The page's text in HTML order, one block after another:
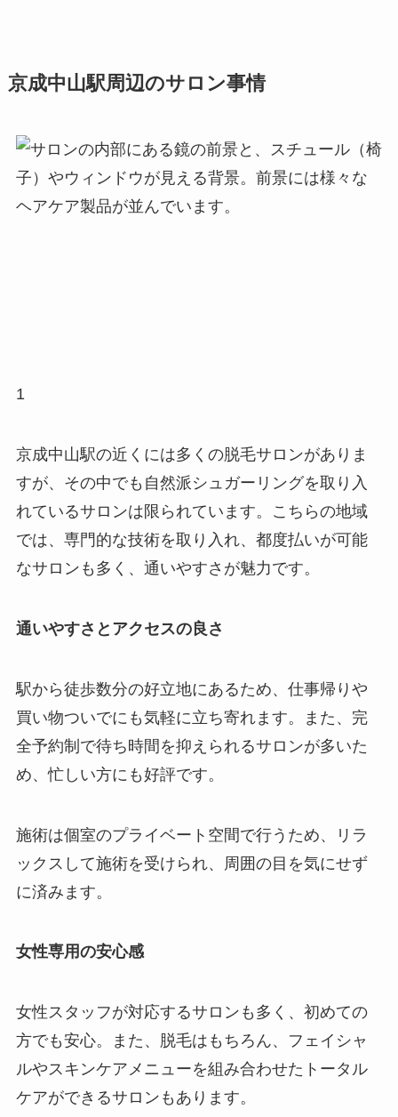
京成中山駅周辺のサロン事情
1
京成中山駅の近くには多くの脱毛サロンがありま
すが、その中でも自然派シュガーリングを取り入
れているサロンは限られています。こちらの地域
では、専門的な技術を取り入れ、都度払いが可能
なサロンも多く、通いやすさが魅力です。
通いやすさとアクセスの良さ
駅から徒歩数分の好立地にあるため、仕事帰りや
買い物ついでにも気軽に立ち寄れます。また、完
全予約制で待ち時間を抑えられるサロンが多いた
め、忙しい方にも好評です。
施術は個室のプライベート空間で行うため、リラ
ックスして施術を受けられ、周囲の目を気にせず
に済みます。
女性専用の安心感
女性スタッフが対応するサロンも多く、初めての
方でも安心。また、脱毛はもちろん、フェイシャ
ルやスキンケアメニューを組み合わせたトータル
ケアができるサロンもあります。